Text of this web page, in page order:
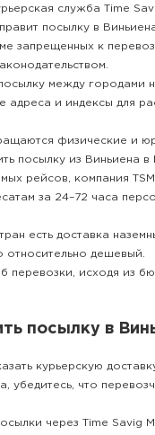
служба Time
посылку в
запрещенных к
между городами
адреса и индексы для
физические и
посылку из Виньиена
рейсов, компания
за 24–72 часа
есть доставка
относительно дешевый.
перевозки, исходя из
посылку в
курьерскую
убедитесь, что
через Time Savig